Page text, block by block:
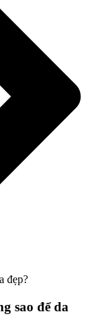
đẹp?
sao để da